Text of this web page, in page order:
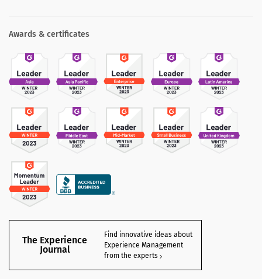
Awards & certificates
The Experience
Journal
Find innovative ideas about
Experience Management
from the experts